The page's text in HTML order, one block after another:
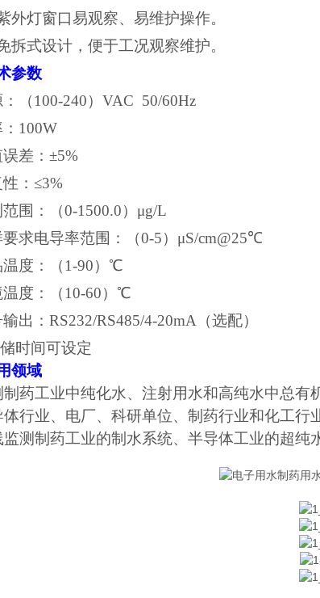
外灯窗口易观察、易维护操作。
拆式设计，便于工况观察维护。
参数
（100-240）VAC 50/60Hz
100W
差： ±5%
： ≤3%
围：（0-1500.0）μg/L
求电导率范围：（0-5）μS/cm@25℃
度：（1-90） ℃
度：（10-60）℃
出： RS232/RS485/4-20mA（选配）
时间可设定
领域
药工业中纯化水、注射用水和高纯水中总有
行业、电厂、科研单位、制药行业和化工行
测制药工业的制水系统、半导体工业的超纯